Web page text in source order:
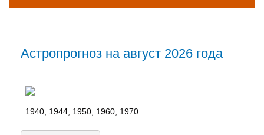
Астропрогноз на август 2026 года
1940, 1944, 1950, 1960, 1970...